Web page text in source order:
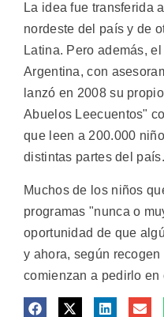
La idea fue transferida
nordeste del país y de
Latina. Pero además,
Argentina, con
lanzó en 2008 su
Abuelos Leecuentos"
que leen a 200.000
distintas partes del país.
Muchos de los niños
programas "nunca o
oportunidad de que
y ahora, según
comienzan a pedirlo en